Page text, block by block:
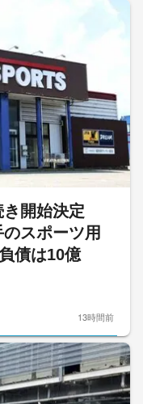
き開始決定
スポーツ用
債は10億
13時間前